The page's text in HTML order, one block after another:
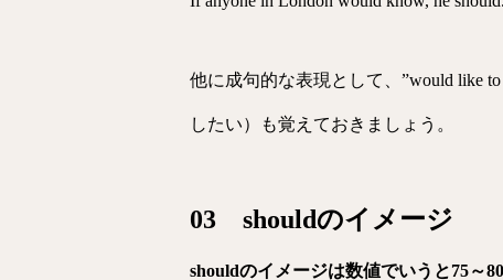
他に成句的な表現として、”would like
したい）も覚えておきましょう。
03 shouldのイメージ
shouldのイメージは数値でいうと75～